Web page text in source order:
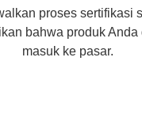
proses sertifikasi
bahwa produk Anda
masuk ke pasar.